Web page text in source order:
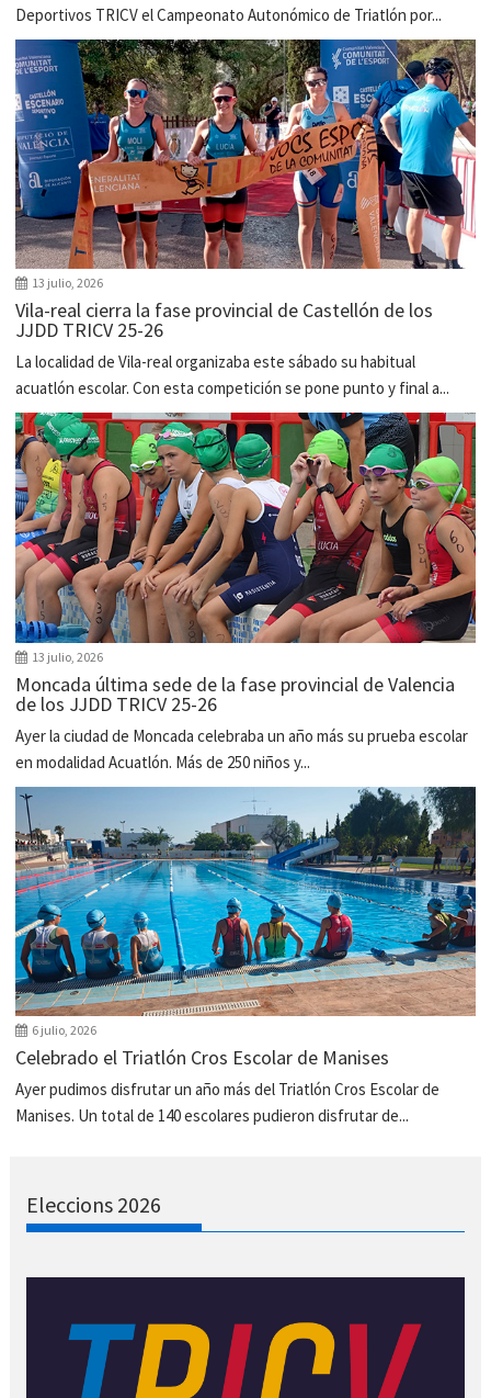
Deportivos TRICV el Campeonato Autonómico de Triatlón por...
13 julio, 2026
Vila-real cierra la fase provincial de Castellón de los
JJDD TRICV 25-26
La localidad de Vila-real organizaba este sábado su habitual
acuatlón escolar. Con esta competición se pone punto y final a...
13 julio, 2026
Moncada última sede de la fase provincial de Valencia
de los JJDD TRICV 25-26
Ayer la ciudad de Moncada celebraba un año más su prueba escolar
en modalidad Acuatlón. Más de 250 niños y...
6 julio, 2026
Celebrado el Triatlón Cros Escolar de Manises
Ayer pudimos disfrutar un año más del Triatlón Cros Escolar de
Manises. Un total de 140 escolares pudieron disfrutar de...
Eleccions 2026